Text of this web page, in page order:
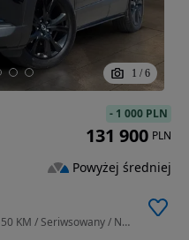
1 / 6
1998 cm3 • 150 KM • / 2.0 Benzyna / 150 KM / Seriwsowany / Nagisa 2WD / Automatyczna
- 1 000 PLN
131 900 PLN
Powyżej średniej